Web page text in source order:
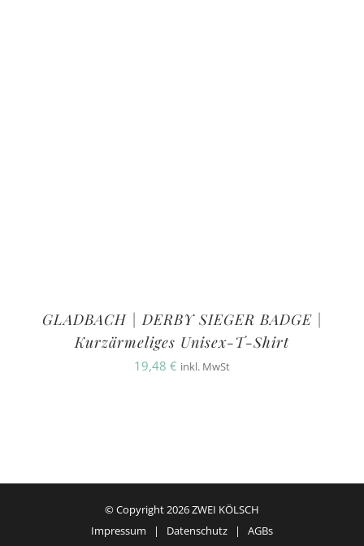
GLADBACH | DERBY SIEGER BADGE |
Kurzärmeliges Unisex-T-Shirt
19,48 € inkl. MwSt
© Copyright2026 ZWEI KÖLSCH
Impressum | Datenschutz | AGBs